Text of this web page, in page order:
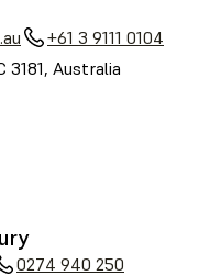
+61 3 9111 0104
3181, Australia
0274 940 250